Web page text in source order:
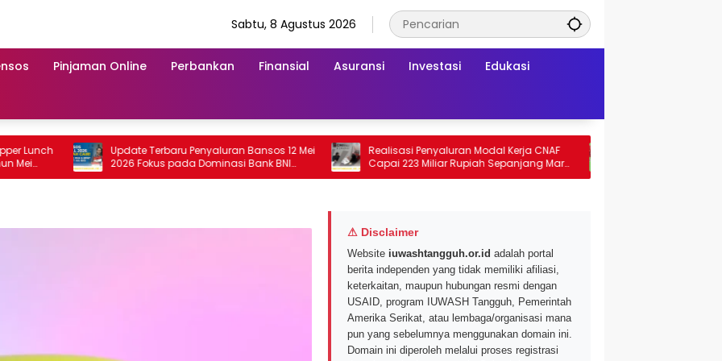
Sabtu, 8 Agustus 2026
Pinjaman Online Perbankan Finansial Asuransi Investasi Edukasi
Update Terbaru Penyaluran Bansos 12 Mei
2026 Fokus pada Dominasi Bank BNI
serta Struk BRI
Realisasi Penyaluran Modal Kerja CNAF
Capai 223 Miliar Rupiah Sepanjang Maret
2026 Ini
⚠ Disclaimer
Website iuwashtangguh.or.id adalah portal
berita independen yang tidak memiliki afiliasi,
keterkaitan, maupun hubungan resmi dengan
USAID, program IUWASH Tangguh, Pemerintah
Amerika Serikat, atau lembaga/organisasi mana
pun yang sebelumnya menggunakan domain ini.
Domain ini diperoleh melalui proses registrasi